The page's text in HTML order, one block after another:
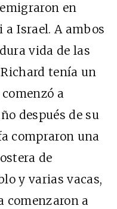
en
a Israel. A ambos
vida de las
tenía un
a
después de su
compraron una
de
y varias vacas,
comenzaron a